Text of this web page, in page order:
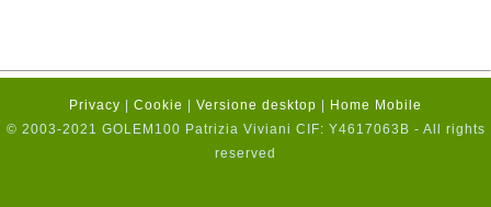
Privacy Cookie Versione desktop
Home Mobile
© 2003-2021 GOLEM100 Patrizia Viviani CIF: Y4617063B - All rights
reserved